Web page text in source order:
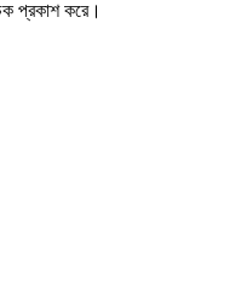
প্রকাশ করে।